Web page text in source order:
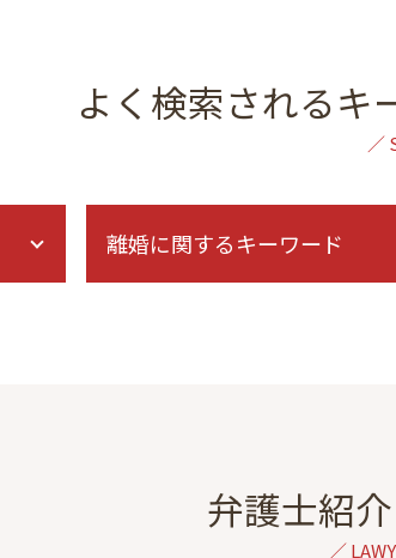
よく検索されるキ
離婚に関するキーワード
離婚 拒否されたら
養育費 強制執行
弁護士紹介